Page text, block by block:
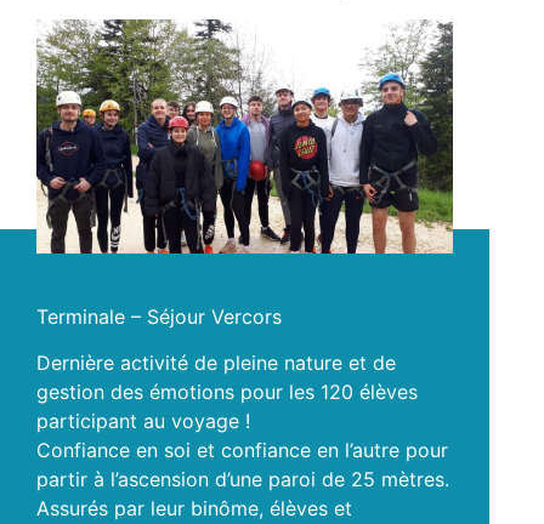
Terminale – Séjour Vercors
Dernière activité de pleine nature et de
gestion des émotions pour les 120 élèves
participant au voyage !
Confiance en soi et confiance en l’autre pour
partir à l’ascension d’une paroi de 25 mètres.
Assurés par leur binôme, élèves et